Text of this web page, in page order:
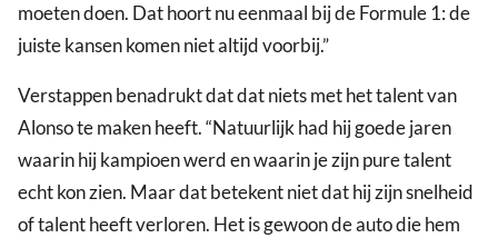
moeten doen. Dat hoort nu eenmaal bij de Formule 1: de
juiste kansen komen niet altijd voorbij.”
Verstappen benadrukt dat dat niets met het talent van
Alonso te maken heeft. “Natuurlijk had hij goede jaren
waarin hij kampioen werd en waarin je zijn pure talent
echt kon zien. Maar dat betekent niet dat hij zijn snelheid
of talent heeft verloren. Het is gewoon de auto die hem